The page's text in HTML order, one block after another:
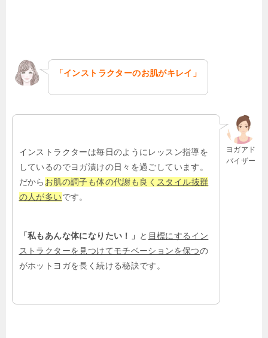
「インストラクターのお肌がキレイ」
ヨガアド
バイザー
インストラクターは毎日のようにレッスン指導を
しているのでヨガ漬けの日々を過ごしています。
だから お肌の調子も体の代謝も良く スタイル抜群
の人が多いです。
「私もあんな体になりたい！」 と 目標にするイン
ストラクターを見つけてモチベーションを保つの
がホットヨガを長く続ける秘訣です。